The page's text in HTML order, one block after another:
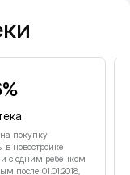
покупку
в новостройке
с одним ребенком
после 01.01.2018,